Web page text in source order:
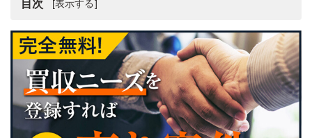
目次
M&A手数料の相場と種類
M&A仲介会社の手数料相場を比較
M&A手数料の相場における注意点
M&A手数料の金額を抑えるコツ